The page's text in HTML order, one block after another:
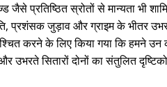
जैसे प्रतिष्ठित स्रोतों से मान्यता भी
प्रशंसक जुड़ाव और ग्राइम के भीतर
करने के लिए किया गया कि हमने उन
उभरते सितारों दोनों का संतुलित